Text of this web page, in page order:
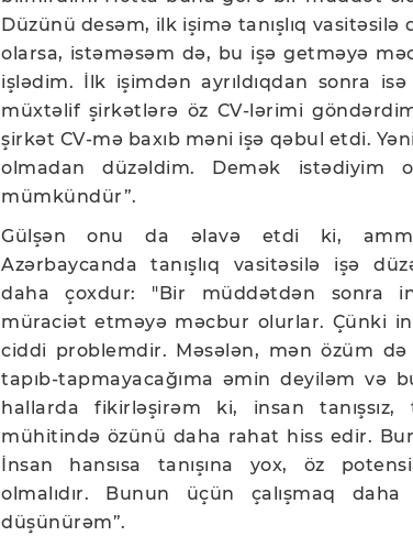
Düzünü desəm, ilk işimə tanışlıq
olarsa, istəməsəm də, bu işə getməyə
işlədim. İlk işimdən ayrıldıqdan sonra
müxtəlif şirkətlərə öz CV-lərimi
şirkət CV-mə baxıb məni işə qəbul etdi.
olmadan düzəldim. Demək
mümkündür”.
Gülşən onu da əlavə etdi ki,
Azərbaycanda tanışlıq vasitəsilə işə
daha çoxdur: "Bir müddətdən sonra
müraciət etməyə məcbur olurlar. Çünki
ciddi problemdir. Məsələn, mən özüm
tapıb-tapmayacağıma əmin deyiləm və
hallarda fikirləşirəm ki, insan tanışsız,
mühitində özünü daha rahat hiss edir.
İnsan hansısa tanışına yox, öz
olmalıdır. Bunun üçün çalışmaq
düşünürəm”.